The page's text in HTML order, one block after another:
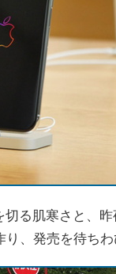
る肌寒さと、昨
、発売を待ちわ